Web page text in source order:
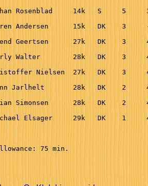
Rosenblad     14k   S     5
Andersen      15k   DK
Geertsen      27k   DK    3
Walter        28k   DK    3
Nielsen  27k   DK    3
Jarlhelt       28k   DK    2
Simonsen      28k   DK    2
Elsager     29k   DK    1
75 min.